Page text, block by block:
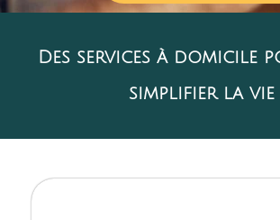
Des services à domicile
simplifier la vie